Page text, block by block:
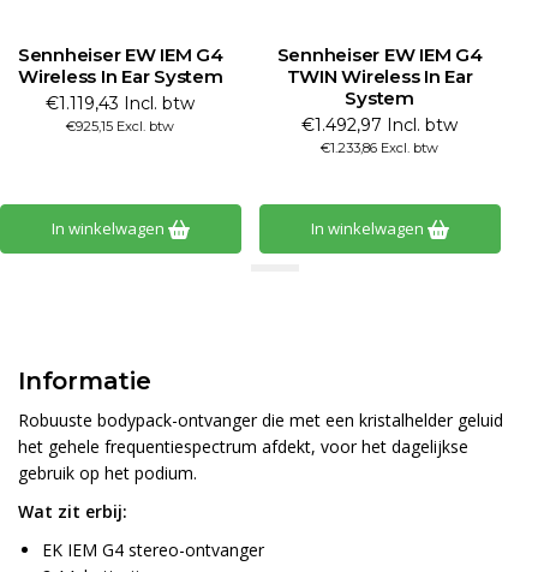
Sennheiser EW IEM G4
Wireless In Ear System
€1.119,43 Incl. btw
€925,15 Excl. btw
In winkelwagen
Sennheiser EW IEM G4
TWIN Wireless In Ear
System
€1.492,97 Incl. btw
€1.233,86 Excl. btw
In winkelwagen
Informatie
Robuuste bodypack-ontvanger die met een kristalhelder geluid
het gehele frequentiespectrum afdekt, voor het dagelijkse
gebruik op het podium.
Wat zit erbij:
EK IEM G4 stereo-ontvanger